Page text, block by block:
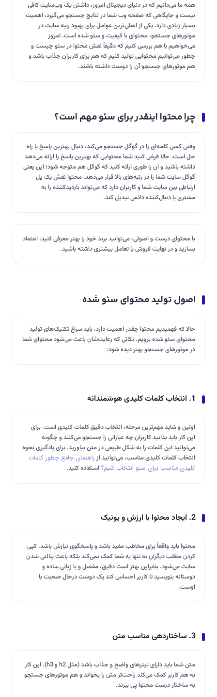
همه ما می‌دانیم که در دنیای دیجیتال امروز، داشتن یک وب‌سایت کافی
نیست و جایگاهی که صفحه وب شما در نتایج جستجو می‌گیرد، اهمیت
بسیار زیادی دارد. یکی از اصلی‌ترین عوامل برای بهبود رتبه سایت در
موتورهای جستجو، محتوای با کیفیت و سئو شده است. امروز
می‌خواهیم با هم بررسی کنیم که دقیقاً نقش محتوا در سئو چیست و
چطور می‌توانیم محتوایی تولید کنیم که هم برای کاربران جذاب باشد و
هم موتورهای جستجو آن را دوست داشته باشند.
چرا محتوا اینقدر برای سئو مهم است؟
وقتی کسی کلمه‌ای را در گوگل جستجو می‌کند، دنبال بهترین پاسخ یا راه
حل است. حالا فرض کنید شما محتوایی که بهترین پاسخ را ارائه می‌دهد
داشته باشید و آن را طوری ارائه کنید که گوگل هم متوجه شود؛ این یعنی
گوگل سایت شما را در رتبه‌های بالا قرار می‌دهد. محتوا نقش یک پل
ارتباطی بین سایت شما و کاربران دارد که می‌تواند بازدیدکننده را به
مشتری یا دنبال‌کننده دائمی تبدیل کند.
با محتوای درست و اصولی، می‌توانید برند خود را بهتر معرفی کنید، اعتماد
بسازید و در نهایت فروش یا تعامل بیشتری داشته باشید.
اصول تولید محتوای سئو شده
حالا که فهمیدیم محتوا چقدر اهمیت دارد، باید سراغ تکنیک‌های تولید
محتوای سئو شده برویم. نکاتی که رعایت‌شان باعث می‌شود محتوای شما
در موتورهای جستجو بهتر دیده شود:
1. انتخاب کلمات کلیدی هوشمندانه
اولین و شاید مهم‌ترین مرحله، انتخاب دقیق کلمات کلیدی است. برای
این کار باید بدانید کاربران چه عباراتی را جستجو می‌کنند و چگونه
می‌توانید این کلمات را به شکل طبیعی در متن بیاورید. برای یادگیری نحوه
انتخاب کلمات کلیدی مناسب، می‌توانید از راهنمای جامع چطور کلمات
کلیدی مناسب برای سئو انتخاب کنیم؟ استفاده کنید.
2. ایجاد محتوا با ارزش و یونیک
محتوا باید واقعاً برای مخاطب مفید باشد و پاسخگوی نیازش باشد. کپی
کردن مطلب دیگران نه تنها به شما کمک نمی‌کند بلکه باعث پنالتی شدن
سایت می‌شود. بنابراین بهتر است دقیق، مفصل و با زبانی ساده و
دوستانه بنویسید تا کاربر احساس کند یک دوست درحال صحبت با
اوست.
3. ساختاردهی مناسب متن
متن شما باید دارای تیترهای واضح و جذاب باشد (مثل h2 و h3). این کار
به هم کاربر کمک می‌کند راحت‌تر متن را بخواند و هم موتورهای جستجو
به ساختار درست محتوا پی ببرند.